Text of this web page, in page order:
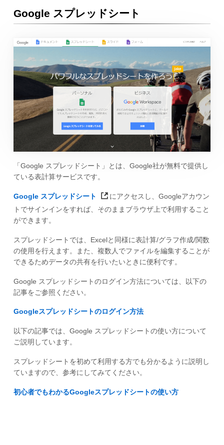
Google スプレッドシート
「Google スプレッドシート」とは、Google社が無料で提供し
ている表計算サービスです。
Google スプレッドシート
にアクセスし、Googleアカウン
トでサインインをすれば、そのままブラウザ上で利用すること
ができます。
スプレッドシートでは、Excelと同様に表計算/グラフ作成/関数
の使用を行えます。また、複数人でファイルを編集することが
できるためデータの共有を行いたいときに便利です。
Google スプレッドシートのログイン方法については、以下の
記事をご参照ください。
Googleスプレッドシートのログイン方法
以下の記事では、Google スプレッドシートの使い方について
ご説明しています。
スプレッドシートを初めて利用する方でも分かるように説明し
ていますので、参考にしてみてください。
初心者でもわかるGoogleスプレッドシートの使い方